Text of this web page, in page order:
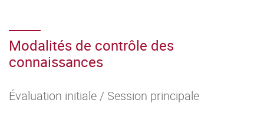
Modalités de contrôle des
connaissances
Évaluation initiale / Session principale